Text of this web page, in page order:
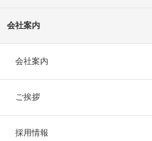
会社案内
会社案内
ご挨拶
採用情報